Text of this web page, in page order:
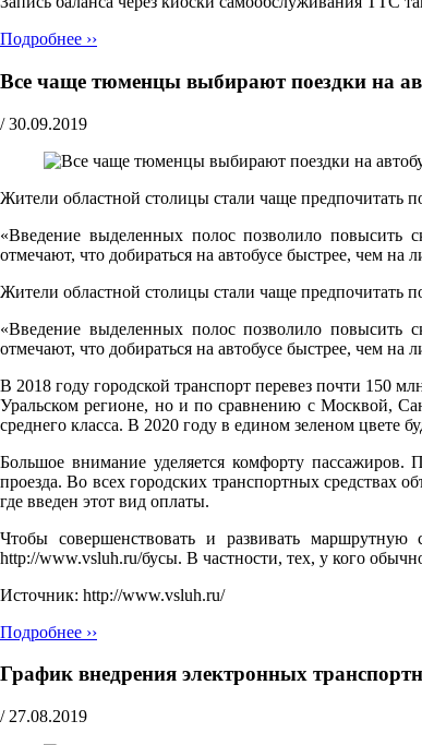
Подробнее ››
Все чаще тюменцы выбирают поездки на
/ 30.09.2019
Жители областной столицы стали чаще предпочитать
«Введение выделенных полос позволило повысить
отмечают, что добираться на автобусе быстрее, чем
Жители областной столицы стали чаще предпочитать
«Введение выделенных полос позволило повысить
отмечают, что добираться на автобусе быстрее, чем
В 2018 году городской транспорт перевез почти 150
Уральском регионе, но и по сравнению с Москвой,
среднего класса. В 2020 году в едином зеленом цвете
Большое внимание уделяется комфорту
проезда. Во всех городских транспортных средствах
где введен этот вид оплаты.
Чтобы совершенствовать и развивать маршрутную
http://www.vsluh.ru/бусы. В частности, тех, у кого
Источник: http://www.vsluh.ru/
Подробнее ››
График внедрения электронных
/ 27.08.2019